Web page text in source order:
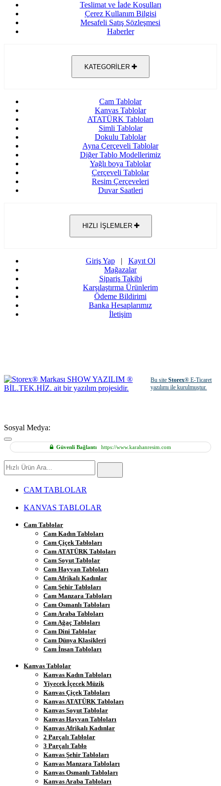
Teslimat ve İade Koşulları
Çerez Kullanım Bilgisi
Mesafeli Satış Sözleşmesi
Haberler
KATEGORİLER
Cam Tablolar
Kanvas Tablolar
ATATÜRK Tabloları
Simli Tablolar
Dokulu Tablolar
Ayna Çerçeveli Tablolar
Diğer Tablo Modellerimiz
Yağlı boya Tablolar
Çerçeveli Tablolar
Resim Çerçeveleri
Duvar Saatleri
HIZLI İŞLEMLER
Giriş Yap| Kayıt Ol
Mağazalar
Sipariş Takibi
Karşılaştırma Ürünlerim
Ödeme Bildirimi
Banka Hesaplarımız
İletişim
Bu siteStorex® E-Ticaret
yazılımı ile kurulmuştur.
Sosyal Medya:
Güvenli Bağlantı https://www.karahanresim.com
Hızlı
Ürün
CAM TABLOLAR
KANVAS TABLOLAR
Cam Tablolar
Cam Kadın Tabloları
Cam Çiçek Tabloları
Cam ATATÜRK Tabloları
Cam Soyut Tablolar
Cam Hayvan Tabloları
Cam Afrikalı Kadınlar
Cam Şehir Tabloları
Cam Manzara Tabloları
Cam Osmanlı Tabloları
Cam Araba Tabloları
Cam Ağaç Tabloları
Cam Dini Tablolar
Cam Dünya Klasikleri
Cam İnsan Tabloları
Kanvas Tablolar
Kanvas Kadın Tabloları
Yiyecek İçecek Müzik
Kanvas Çiçek Tabloları
Kanvas ATATÜRK Tabloları
Kanvas Soyut Tablolar
Kanvas Hayvan Tabloları
Kanvas Afrikalı Kadınlar
2 Parçalı Tablolar
3 Parçalı Tablo
Kanvas Şehir Tabloları
Kanvas Manzara Tabloları
Kanvas Osmanlı Tabloları
Kanvas Araba Tabloları